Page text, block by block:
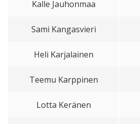
Kalle Jauhonmaa
Sami Kangasvieri
Heli Karjalainen
Teemu Karppinen
Lotta Keränen